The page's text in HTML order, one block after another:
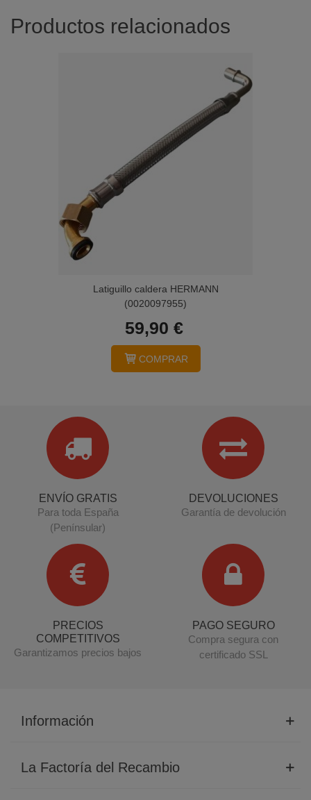
Productos relacionados
Latiguillo caldera HERMANN
(0020097955)
59,90 €
COMPRAR
ENVÍO GRATIS
Para toda España
(Penínsular)
DEVOLUCIONES
Garantía de devolución
PRECIOS
COMPETITIVOS
Garantizamos precios bajos
PAGO SEGURO
Compra segura con
certificado SSL
Información
La Factoría del Recambio